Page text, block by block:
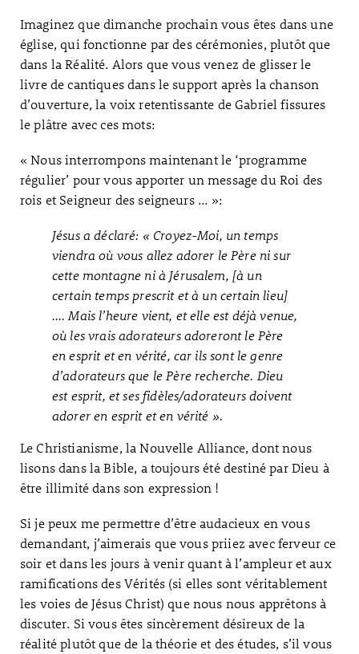
Imaginez que dimanche prochain vous êtes dans une
église, qui fonctionne par des cérémonies, plutôt que
dans la Réalité. Alors que vous venez de glisser le
livre de cantiques dans le support après la chanson
d’ouverture, la voix retentissante de Gabriel fissures
le plâtre avec ces mots:
« Nous interrompons maintenant le ‘programme
régulier’ pour vous apporter un message du Roi des
rois et Seigneur des seigneurs … »:
Jésus a déclaré: « Croyez-Moi, un temps
viendra où vous allez adorer le Père ni sur
cette montagne ni à Jérusalem, [à un
certain temps prescrit et à un certain lieu]
…. Mais l’heure vient, et elle est déjà venue,
où les vrais adorateurs adoreront le Père
en esprit et en vérité, car ils sont le genre
d’adorateurs que le Père recherche. Dieu
est esprit, et ses fidèles/adorateurs doivent
adorer en esprit et en vérité ».
Le Christianisme, la Nouvelle Alliance, dont nous
lisons dans la Bible, a toujours été destiné par Dieu à
être illimité dans son expression !
Si je peux me permettre d’être audacieux en vous
demandant, j’aimerais que vous priiez avec ferveur ce
soir et dans les jours à venir quant à l’ampleur et aux
ramifications des Vérités (si elles sont véritablement
les voies de Jésus Christ) que nous nous apprêtons à
discuter. Si vous êtes sincèrement désireux de la
réalité plutôt que de la théorie et des études, s’il vous